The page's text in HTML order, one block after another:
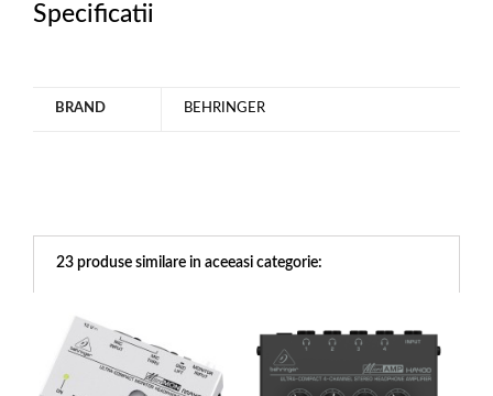
Specificatii
BRAND BEHRINGER
23 produse similare in aceeasi categorie: